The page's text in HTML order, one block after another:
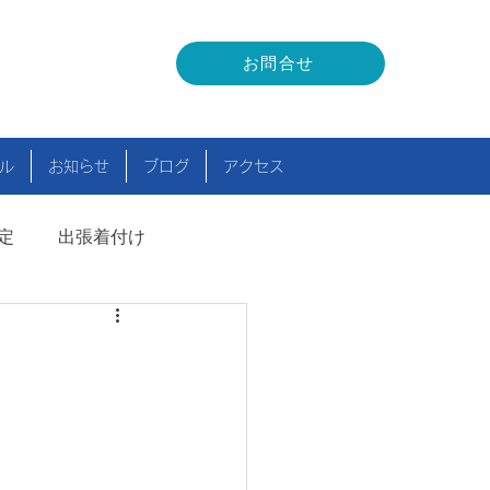
お問合せ
お知らせ ブログ アクセス
出張着付け